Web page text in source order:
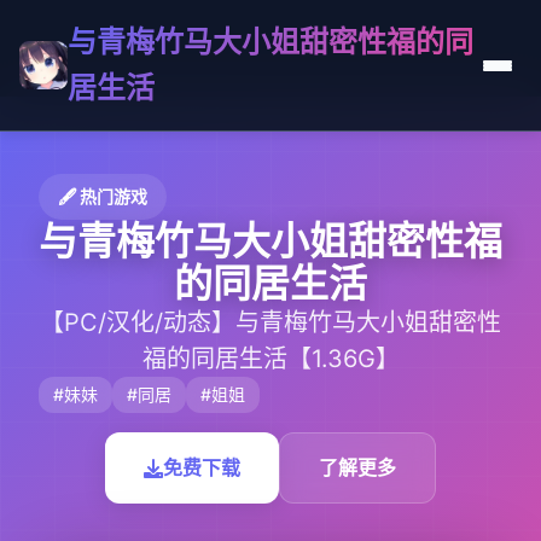
与青梅竹马大小姐甜密性福的同
居生活
🖋️ 热门游戏
与青梅竹马大小姐甜密性福
的同居生活
【PC/汉化/动态】与青梅竹马大小姐甜密性
福的同居生活【1.36G】
#妹妹 #同居 #姐姐
免费下载 了解更多